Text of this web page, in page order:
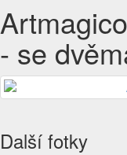
- se
Další fotky